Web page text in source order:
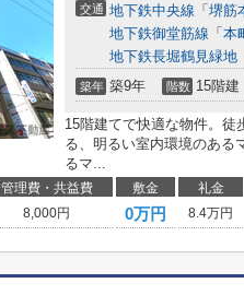
交通 地下鉄中央線 「 堺筋
地下鉄御堂筋線 「 本
地下鉄長堀鶴見緑地
築年 築9年 階数 15階建
15階建てで快適な物件。徒
る、明るい室内環境のある
るマ...
管理費・共益費 敷金 礼金
8,000円 0万円 8.4万円